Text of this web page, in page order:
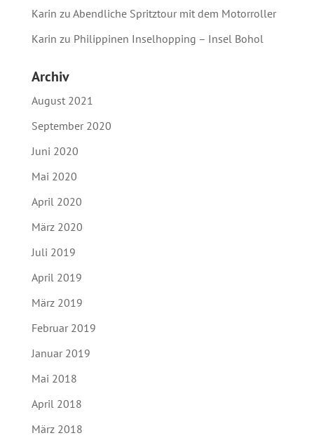
Karin zu Abendliche Spritztour mit dem Motorroller
Karin zu Philippinen Inselhopping – Insel Bohol
Archiv
August 2021
September 2020
Juni 2020
Mai 2020
April 2020
März 2020
Juli 2019
April 2019
März 2019
Februar 2019
Januar 2019
Mai 2018
April 2018
März 2018